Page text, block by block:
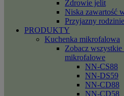
Zdrowie jelit
Niska zawartość
Przyjazny rodzinie
PRODUKTY
Kuchenka mikrofalowa
Zobacz
mikrofalowe
NN-CS88
NN-DS59
NN-CD88
NN-CD58